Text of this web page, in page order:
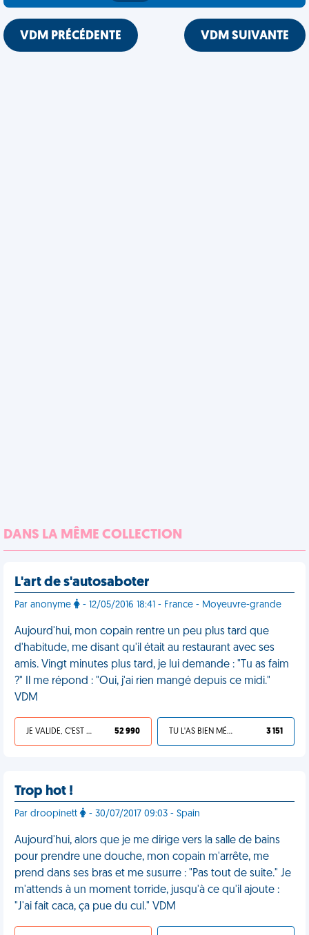
VDM PRÉCÉDENTE VDM SUIVANTE
DANS LA MÊME COLLECTION
L'art de s'autosaboter
Par anonyme - 12/05/2016 18:41 - France - Moyeuvre-grande
Aujourd'hui, mon copain rentre un peu plus tard que
d'habitude, me disant qu'il était au restaurant avec ses
amis. Vingt minutes plus tard, je lui demande : "Tu as faim
?" Il me répond : "Oui, j'ai rien mangé depuis ce midi."
VDM
JE VALIDE, C'EST UNE VDM 52 990 TU L'AS BIEN MÉRITÉ 3 151
Trop hot !
Par droopinett - 30/07/2017 09:03 - Spain
Aujourd'hui, alors que je me dirige vers la salle de bains
pour prendre une douche, mon copain m'arrête, me
prend dans ses bras et me susurre : "Pas tout de suite." Je
m'attends à un moment torride, jusqu'à ce qu'il ajoute :
"J'ai fait caca, ça pue du cul." VDM